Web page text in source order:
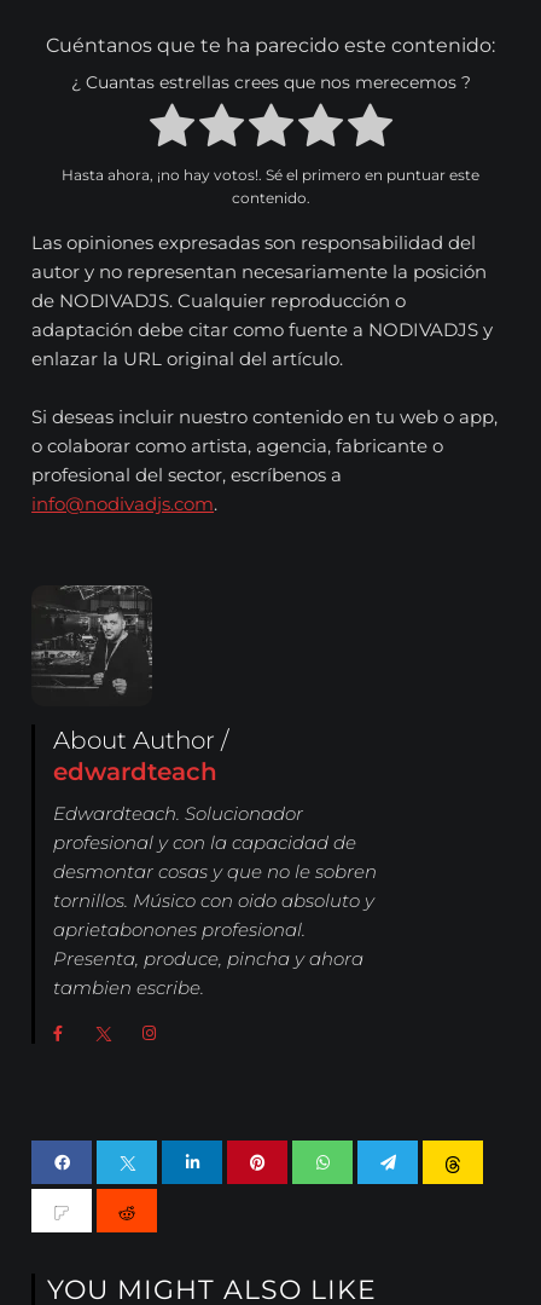
Cuéntanos que te ha parecido este contenido:
¿ Cuantas estrellas crees que nos merecemos ?
Hasta ahora, ¡no hay votos!. Sé el primero en puntuar este
contenido.
Las opiniones expresadas son responsabilidad del
autor y no representan necesariamente la posición
de NODIVADJS. Cualquier reproducción o
adaptación debe citar como fuente a NODIVADJS y
enlazar la URL original del artículo.
Si deseas incluir nuestro contenido en tu web o app,
o colaborar como artista, agencia, fabricante o
profesional del sector, escríbenos a
info@nodivadjs.com.
About Author /
edwardteach
Edwardteach. Solucionador
profesional y con la capacidad de
desmontar cosas y que no le sobren
tornillos. Músico con oido absoluto y
aprietabonones profesional.
Presenta, produce, pincha y ahora
tambien escribe.
YOU MIGHT ALSO LIKE